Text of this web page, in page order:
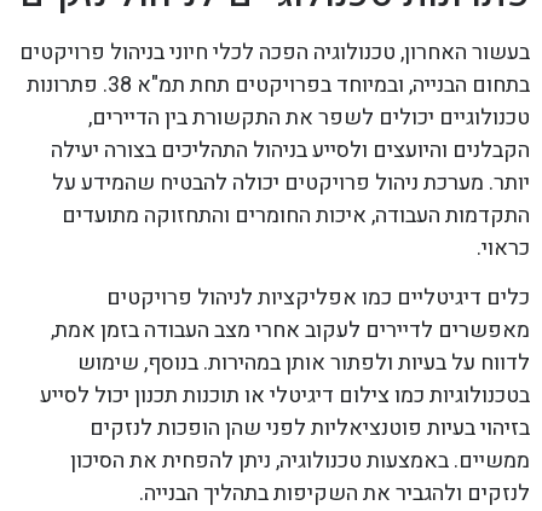
בעשור האחרון, טכנולוגיה הפכה לכלי חיוני בניהול פרויקטים
בתחום הבנייה, ובמיוחד בפרויקטים תחת תמ"א 38. פתרונות
טכנולוגיים יכולים לשפר את התקשורת בין הדיירים,
הקבלנים והיועצים ולסייע בניהול התהליכים בצורה יעילה
יותר. מערכת ניהול פרויקטים יכולה להבטיח שהמידע על
התקדמות העבודה, איכות החומרים והתחזוקה מתועדים
כראוי.
כלים דיגיטליים כמו אפליקציות לניהול פרויקטים
מאפשרים לדיירים לעקוב אחרי מצב העבודה בזמן אמת,
לדווח על בעיות ולפתור אותן במהירות. בנוסף, שימוש
בטכנולוגיות כמו צילום דיגיטלי או תוכנות תכנון יכול לסייע
בזיהוי בעיות פוטנציאליות לפני שהן הופכות לנזקים
ממשיים. באמצעות טכנולוגיה, ניתן להפחית את הסיכון
לנזקים ולהגביר את השקיפות בתהליך הבנייה.